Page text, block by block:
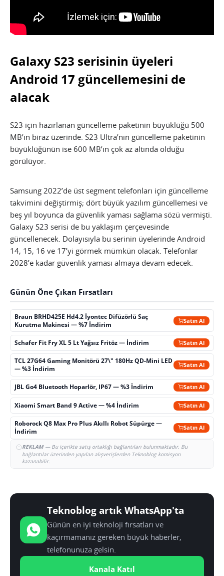
Galaxy S23 serisinin üyeleri
Android 17 güncellemesini de
alacak
S23 için hazırlanan güncelleme paketinin büyüklüğü 500
MB’ın biraz üzerinde. S23 Ultra’nın güncelleme paketinin
büyüklüğünün ise 600 MB’ın çok az altında olduğu
görülüyor.
Samsung 2022’de üst segment telefonları için güncelleme
takvimini değiştirmiş; dört büyük yazılım güncellemesi ve
beş yıl boyunca da güvenlik yaması sağlama sözü vermişti.
Galaxy S23 serisi de bu yaklaşım çerçevesinde
güncellenecek. Dolayısıyla bu serinin üyelerinde Android
14, 15, 16 ve 17’yi görmek mümkün olacak. Telefonlar
2028’e kadar güvenlik yaması almaya devam edecek.
Günün Öne Çıkan Fırsatları
Braun BRHD425E Hd4.2 İyontec Difüzörlü Saç
Kurutma Makinesi — %7 İndirim
Satın Al
Schafer Fit Fry XL 5 Lt Yağsız Fritöz — İndirim Satın Al
TCL 27G64 Gaming Monitörü 27\" 180Hz QD-Mini LED
— %3 İndirim
Satın Al
JBL Go4 Bluetooth Hoparlör, IP67 — %3 İndirim Satın Al
Xiaomi Smart Band 9 Active — %4 İndirim Satın Al
Roborock Q8 Max Pro Plus Akıllı Robot Süpürge —
İndirim
Satın Al
REKLAM— Bu içerikte satış ortaklığı bağlantıları bulunmaktadır. Bu
bağlantılar üzerinden yapılan alışverişlerden Teknoblog komisyon
kazanabilir.
Teknoblog artık WhatsApp'ta
Günün en iyi teknoloji fırsatları ve
kaçırmamanız gereken büyük haberler,
telefonunuza gelsin.
Kanala Katıl